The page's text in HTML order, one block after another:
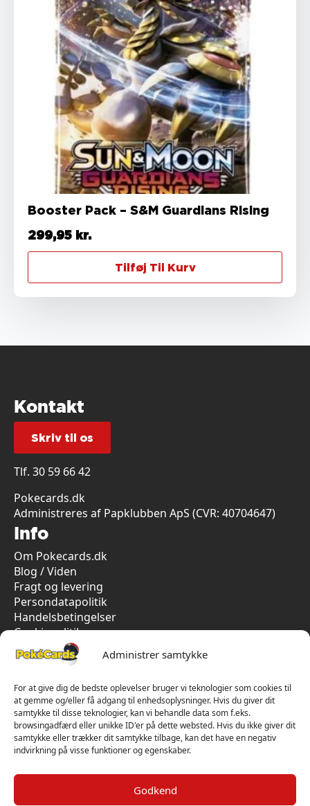
Administrer samtykke
For at give dig de bedste oplevelser bruger vi teknologier som cookies til
at gemme og/eller få adgang til enhedsoplysninger. Hvis du giver dit
samtykke til disse teknologier, kan vi behandle data som f.eks.
browsingadfærd eller unikke ID'er på dette websted. Hvis du ikke giver dit
samtykke eller trækker dit samtykke tilbage, kan det have en negativ
indvirkning på visse funktioner og egenskaber.
Godkend
Booster Pack – S&M Guardians Rising
299,95 kr.
Tilføj Til Kurv
Kontakt
Skriv til os
Tlf. 30 59 66 42
Pokecards.dk
Administreres af Papklubben ApS (CVR: 40704647)
Info
Om Pokecards.dk
Blog / Viden
Fragt og levering
Persondatapolitik
Handelsbetingelser
Cookiepolitik
Vi har kun 5-stjernet anmeldelser på Trustpilot